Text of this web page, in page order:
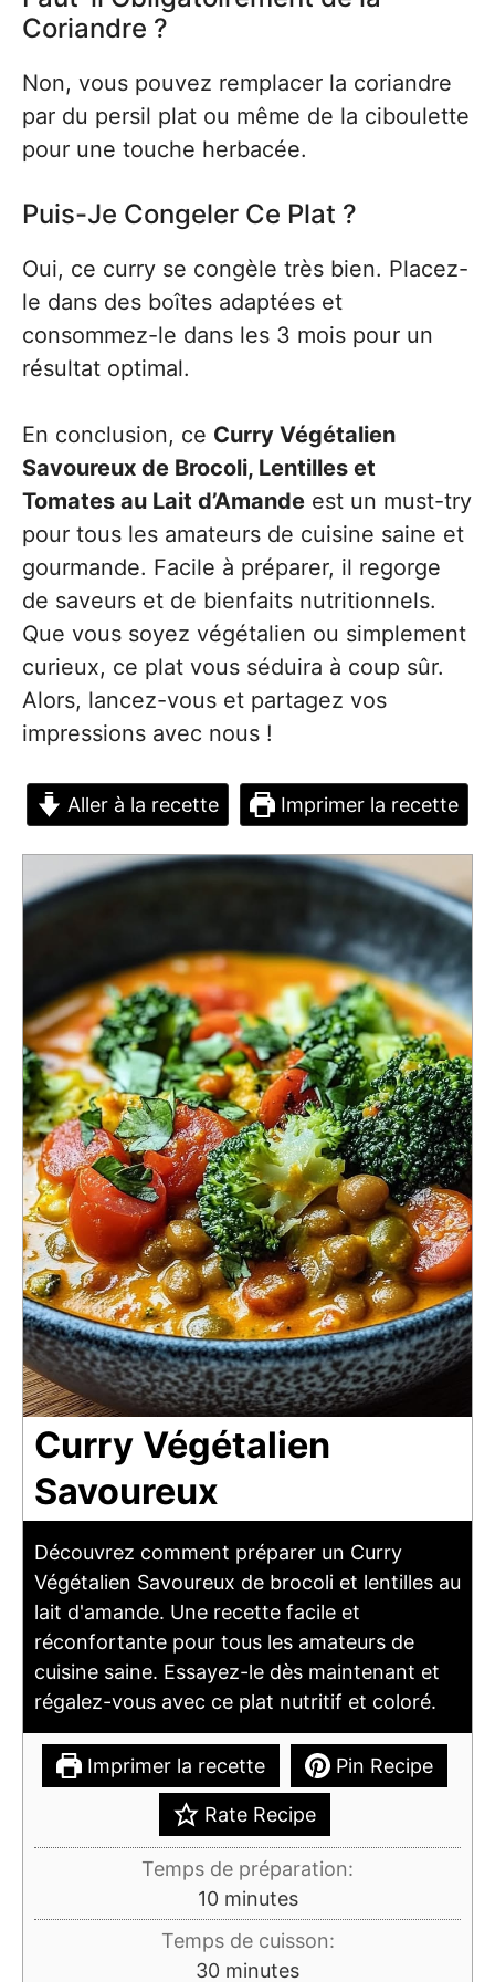
Coriandre ?
Non, vous pouvez remplacer la coriandre
par du persil plat ou même de la ciboulette
pour une touche herbacée.
Puis-Je Congeler Ce Plat ?
Oui, ce curry se congèle très bien. Placez-
le dans des boîtes adaptées et
consommez-le dans les 3 mois pour un
résultat optimal.
En conclusion, ce Curry Végétalien
Savoureux de Brocoli, Lentilles et
Tomates au Lait d’Amande est un must-try
pour tous les amateurs de cuisine saine et
gourmande. Facile à préparer, il regorge
de saveurs et de bienfaits nutritionnels.
Que vous soyez végétalien ou simplement
curieux, ce plat vous séduira à coup sûr.
Alors, lancez-vous et partagez vos
impressions avec nous !
Aller à la recette Imprimer la recette
Curry Végétalien
Savoureux
Découvrez comment préparer un Curry
Végétalien Savoureux de brocoli et lentilles au
lait d'amande. Une recette facile et
réconfortante pour tous les amateurs de
cuisine saine. Essayez-le dès maintenant et
régalez-vous avec ce plat nutritif et coloré.
Imprimer la recette Pin Recipe
Rate Recipe
Temps de préparation:
10minutes
minutes
Temps de cuisson:
30minutes
minutes